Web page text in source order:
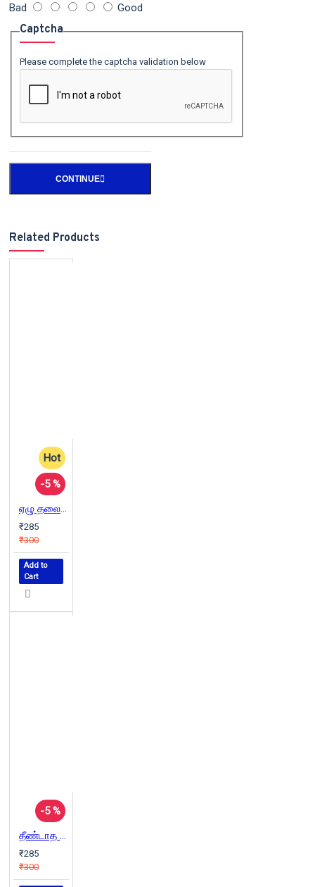
Bad Good
Captcha
Please complete the captcha validation below
CONTINUE
Related Products
Hot
-5 %
ஏழு தலைமுறைகள்
₹285
₹300
Add to
Cart
-5 %
தீண்டாத வசந்தம்
₹285
₹300